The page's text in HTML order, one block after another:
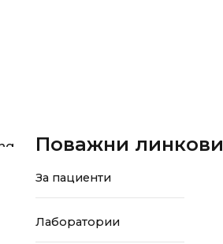
Поважни линкови
За пациенти
Лаборатории